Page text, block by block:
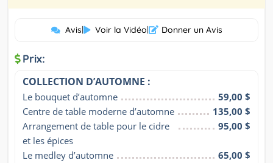
Avis| Voir la Vidéo| Donner un Avis
Prix:
COLLECTION D’AUTOMNE :
Le bouquet d’automne
59,00 $
Centre de table moderne d’automne
135,00 $
Arrangement de table pour le cidre
et les épices
95,00 $
Le medley d’automne
65,00 $